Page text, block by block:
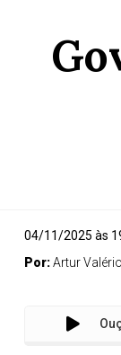
04/11/2025 às
Por:Artur Valério